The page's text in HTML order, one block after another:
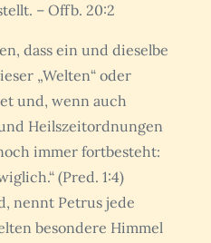
– Offb. 20:2
dass ein und dieselbe
„Welten“ oder
und, wenn auch
Heilszeitordnungen
immer fortbesteht:
(Pred. 1:4)
nennt Petrus jede
besondere Himmel